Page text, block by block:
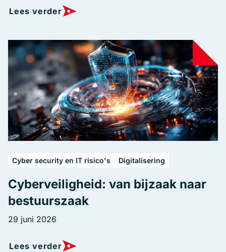
Lees verder
Cyber security en IT risico's Digitalisering
Cyberveiligheid: van bijzaak naar
bestuurszaak
29 juni 2026
Lees verder